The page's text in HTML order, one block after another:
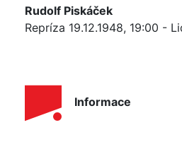
Rudolf Piskáček
Repríza 19.12.1948, 19:00 -
Informace